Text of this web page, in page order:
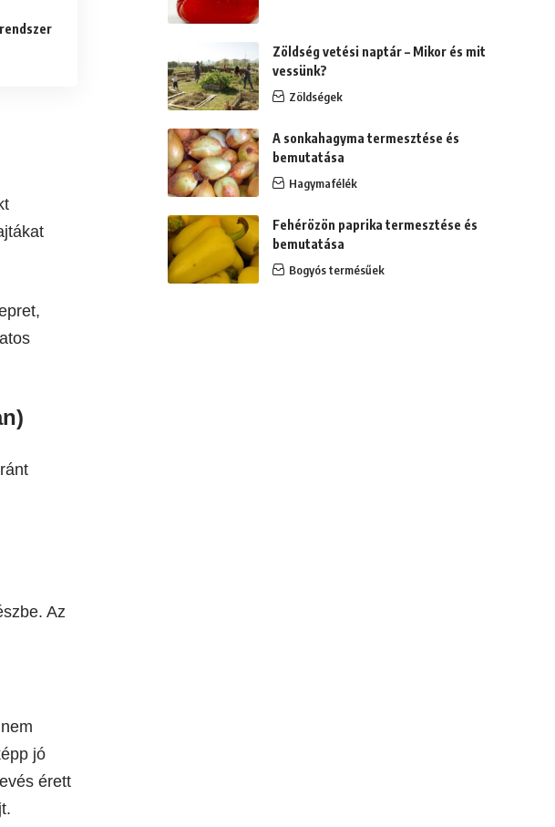
Az
jó
érett
Zöldség vetési naptár – Mikor és mit
vessünk?
Zöldségek
A sonkahagyma termesztése és
bemutatása
Hagymafélék
Fehérözön paprika termesztése és
bemutatása
Bogyós termésűek